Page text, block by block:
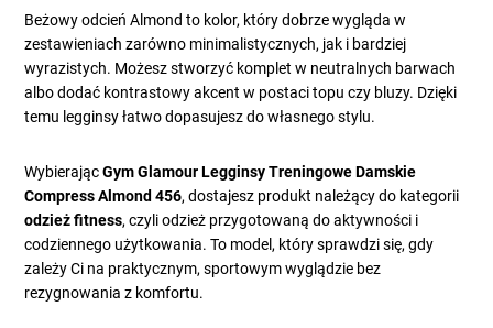
Beżowy odcień Almond to kolor, który dobrze wygląda w
zestawieniach zarówno minimalistycznych, jak i bardziej
wyrazistych. Możesz stworzyć komplet w neutralnych barwach
albo dodać kontrastowy akcent w postaci topu czy bluzy. Dzięki
temu legginsy łatwo dopasujesz do własnego stylu.
WybierającGym Glamour Legginsy Treningowe Damskie
Compress Almond 456, dostajesz produkt należący do kategorii
odzież fitness, czyli odzież przygotowaną do aktywności i
codziennego użytkowania. To model, który sprawdzi się, gdy
zależy Ci na praktycznym, sportowym wyglądzie bez
rezygnowania z komfortu.